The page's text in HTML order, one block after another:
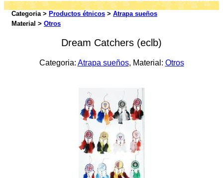
Categoria > Productos étnicos > Atrapa sueños
Material > Otros
Dream Catchers (eclb)
Categoria: Atrapa sueños, Material: Otros